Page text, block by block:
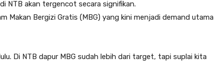
NTB akan tergencot secara signifikan.
Makan Bergizi Gratis (MBG) yang kini menjadi demand utama
Di NTB dapur MBG sudah lebih dari target, tapi suplai kita